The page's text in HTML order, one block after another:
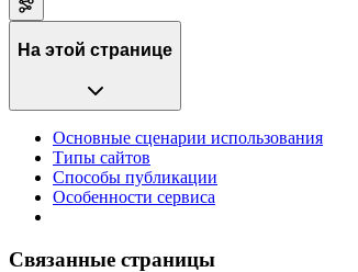
На этой странице
Основные сценарии использования
Типы сайтов
Способы публикации
Особенности сервиса
Связанные страницы